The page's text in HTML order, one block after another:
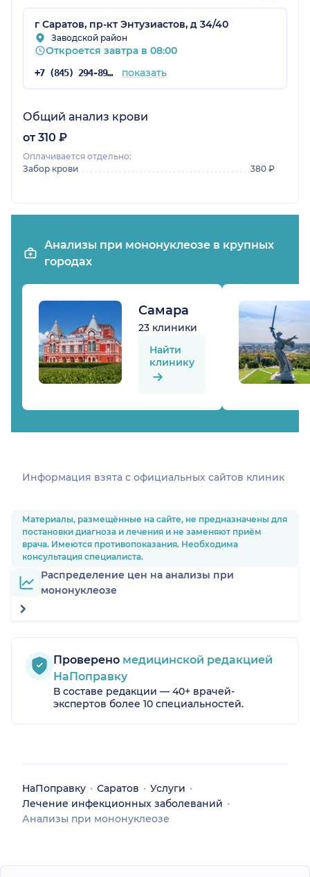
г Саратов, пр-кт Энтузиастов, д 34/40
Заводской район
Откроется завтра в 08:00
+7 (845) 294-89-85 показать
Общий анализ крови
от 310 ₽
Оплачивается отдельно:
Забор крови
380 ₽
Анализы при мононуклеозе в крупных
городах
Самара
23 клиники
Найти
клинику
Информация взята c официальных сайтов клиник
Материалы, размещённые на сайте, не предназначены для
постановки диагноза и лечения и не заменяют приём
врача. Имеются противопоказания. Необходима
консультация специалиста.
Распределение цен на анализы при
мононуклеозе
Проверено медицинской редакцией
НаПоправку
В составе редакции — 40+ врачей-
экспертов более 10 специальностей.
НаПоправку Саратов
Услуги
Лечение инфекционных заболеваний
Анализы при мононуклеозе